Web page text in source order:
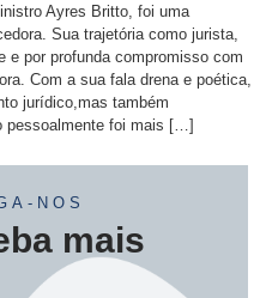
Ayres Britto, foi uma
Sua trajetória como jurista,
e por profunda compromisso com
Com a sua fala drena e poética,
jurídico,mas também
pessoalmente foi mais […]
NOS
mais